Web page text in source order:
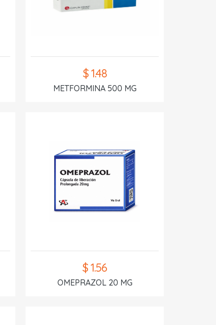
$ 1.48
METFORMINA 500 MG
$ 1.56
OMEPRAZOL 20 MG